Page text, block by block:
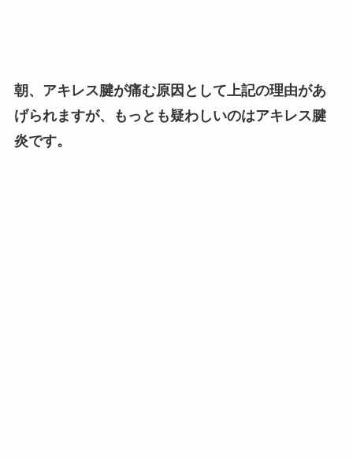
朝、アキレス腱が痛む原因として上記の理由があ
げられますが、もっとも疑わしいのはアキレス腱
炎です。